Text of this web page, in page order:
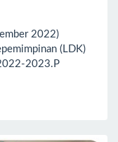
2022)
(LDK)
2023.P